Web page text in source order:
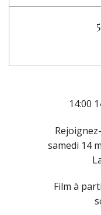
14:00
samedi 14
Film à